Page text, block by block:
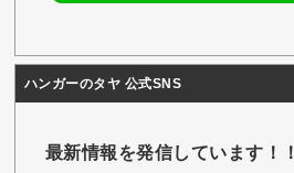
ハンガーのタヤ 公式SNS
最新情報を発信しています！！